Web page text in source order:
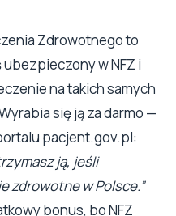
Zdrowotnego to
w NFZ i
na takich samych
się ją za darmo —
pacjent.gov.pl:
ją, jeśli
zdrowotne w Polsce.”
bonus, bo NFZ